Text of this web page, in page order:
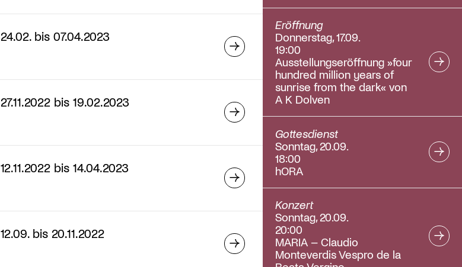
24.02. bis 07.04.2023
27.11.2022 bis 19.02.2023
12.11.2022 bis 14.04.2023
12.09. bis 20.11.2022
Eröffnung
Donnerstag, 17.09.
19:00
Ausstellungseröffnung »four
hundred million years of
sunrise from the dark« von
A K Dolven
Gottesdienst
Sonntag, 20.09.
18:00
hORA
Konzert
Sonntag, 20.09.
20:00
MARIA – Claudio
Monteverdis Vespro de la